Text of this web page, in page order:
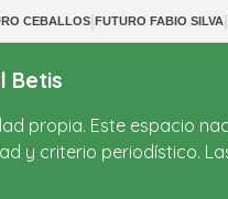
CEBALLOS|FUTURO FABIO SILVA|
Betis
propia. Este espacio
y criterio periodístico.